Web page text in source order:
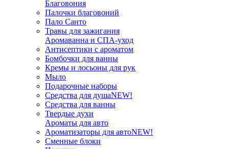
Благовония
Палочки благовоний
Пало Санто
Травы для зажигания
Аромаванна и СПА-уход
Антисептики с ароматом
Бомбочки для ванны
Кремы и лосьоны для рук
Мыло
Подарочные наборы
Средства для душаNEW!
Средства для ванны
Твердые духи
Ароматы для авто
Ароматизаторы для автоNEW!
Сменные блоки